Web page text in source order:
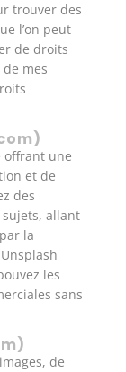
trouver des
l’on peut
de droits
mes
)
offrant une
et de
des
allant
la
les
sans
)
de